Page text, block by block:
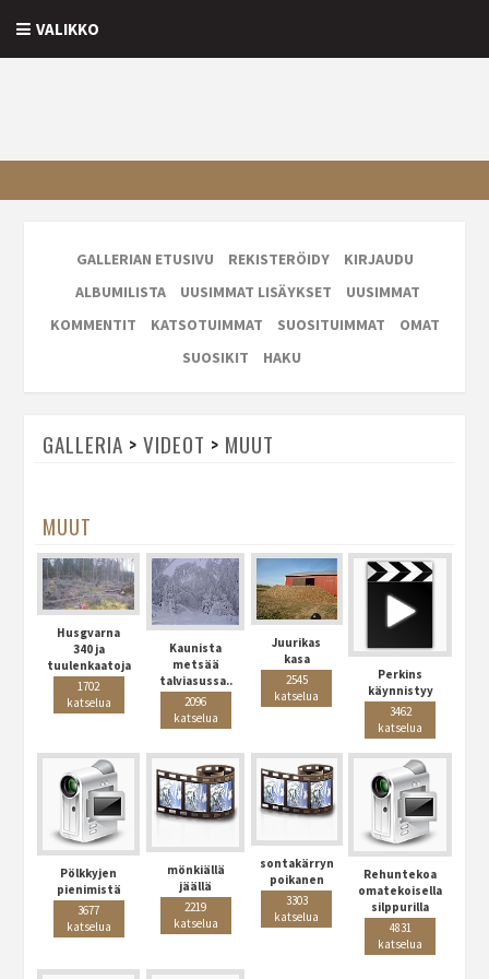
VALIKKO
GALLERIAN ETUSIVU REKISTERÖIDY
KIRJAUDU
ALBUMILISTA
UUSIMMAT LISÄYKSET
UUSIMMAT
KOMMENTIT
KATSOTUIMMAT SUOSITUIMMAT
OMAT
SUOSIKIT
HAKU
GALLERIA > VIDEOT > MUUT
MUUT
Husgvarna
340 ja
tuulenkaatoja
1702
katselua
Kaunista
metsää
talviasussa..
2096
katselua
Juurikas
kasa
2545
katselua
Perkins
käynnistyy
3462
katselua
Pölkkyjen
pienimistä
3677
katselua
mönkiällä
jäällä
2219
katselua
sontakärryn
poikanen
3303
katselua
Rehuntekoa
omatekoisella
silppurilla
4831
katselua